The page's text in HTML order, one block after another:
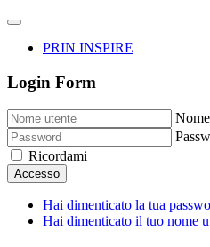
PRIN INSPIRE
Login Form
Ricordami
Accesso
Hai dimenticato la tua
Hai dimenticato il tuo nome